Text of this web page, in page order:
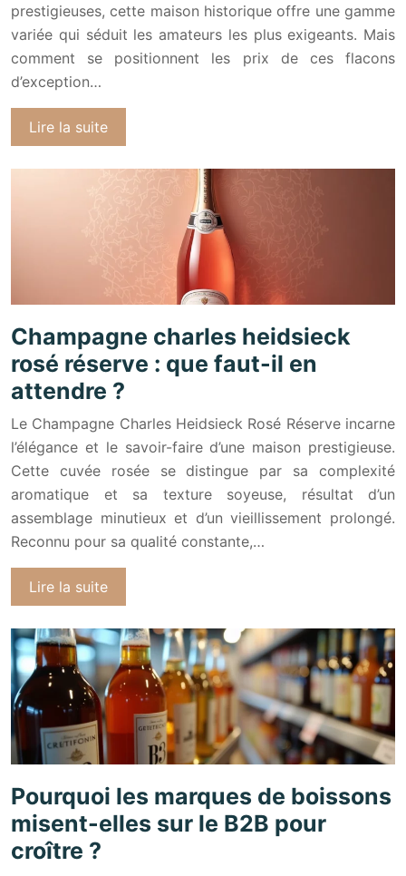
prestigieuses, cette maison historique offre une gamme
variée qui séduit les amateurs les plus exigeants. Mais
comment se positionnent les prix de ces flacons
d’exception…
Lire la suite
Champagne charles heidsieck
rosé réserve : que faut-il en
attendre ?
Le Champagne Charles Heidsieck Rosé Réserve incarne
l’élégance et le savoir-faire d’une maison prestigieuse.
Cette cuvée rosée se distingue par sa complexité
aromatique et sa texture soyeuse, résultat d’un
assemblage minutieux et d’un vieillissement prolongé.
Reconnu pour sa qualité constante,…
Lire la suite
Pourquoi les marques de boissons
misent-elles sur le B2B pour
croître ?